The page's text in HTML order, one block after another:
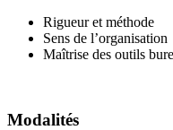
Rigueur et méthode
Sens de l’organisation
Maîtrise des outils
Modalités